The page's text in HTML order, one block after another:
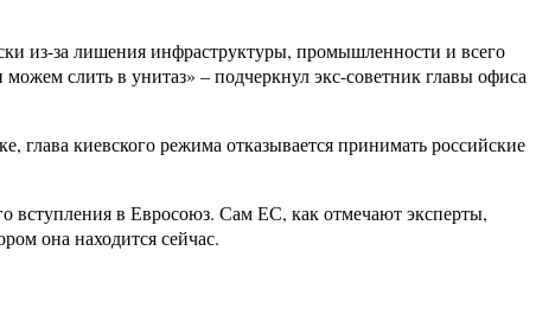
из-за лишения инфраструктуры, промышленности и всего
слить в унитаз» – подчеркнул экс-советник главы офиса
киевского режима отказывается принимать российские
вступления в Евросоюз. Сам ЕС, как отмечают эксперты,
она находится сейчас.